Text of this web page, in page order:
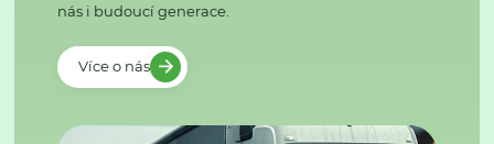
nás i budoucí generace.
Více o nás